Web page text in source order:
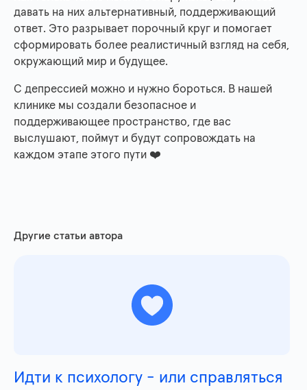
давать на них альтернативный, поддерживающий
ответ. Это разрывает порочный круг и помогает
сформировать более реалистичный взгляд на себя,
окружающий мир и будущее.
С депрессией можно и нужно бороться. В нашей
клинике мы создали безопасное и
поддерживающее пространство, где вас
выслушают, поймут и будут сопровождать на
каждом этапе этого пути ❤️
Другие статьи автора
Идти к психологу - или справляться